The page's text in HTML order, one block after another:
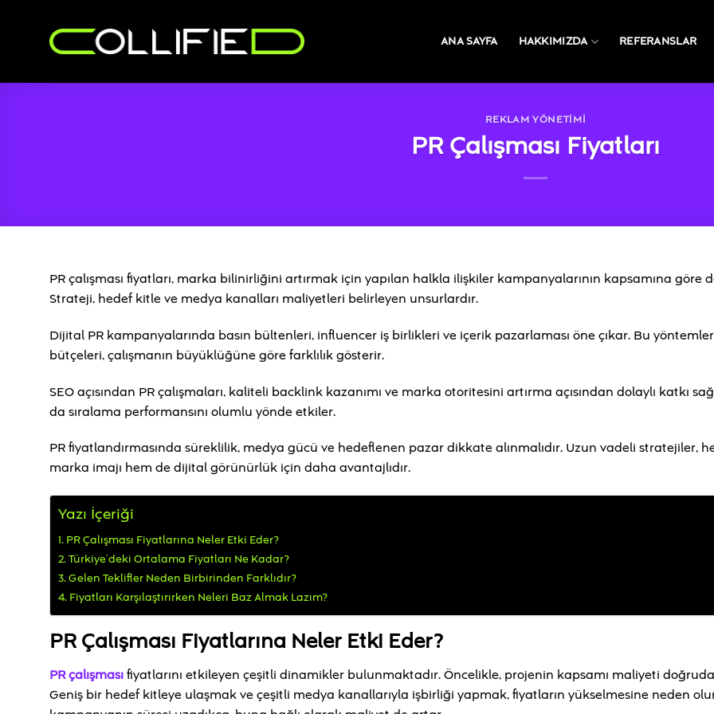
ANA SAYFA HAKKIMIZDA REFERANSLAR
REKLAM YÖNETIMI
PR Çalışması Fiyatları
PR çalışması fiyatları, marka bilinirliğini artırmak için yapılan halkla ilişkiler kampanyalarının kapsamına göre
Strateji, hedef kitle ve medya kanalları maliyetleri belirleyen unsurlardır.
Dijital PR kampanyalarında basın bültenleri, influencer iş birlikleri ve içerik pazarlaması öne çıkar. Bu
bütçeleri, çalışmanın büyüklüğüne göre farklılık gösterir.
SEO açısından PR çalışmaları, kaliteli backlink kazanımı ve marka otoritesini artırma açısından dolaylı katkı
da sıralama performansını olumlu yönde etkiler.
PR fiyatlandırmasında süreklilik, medya gücü ve hedeflenen pazar dikkate alınmalıdır. Uzun vadeli stratejiler,
marka imajı hem de dijital görünürlük için daha avantajlıdır.
Yazı İçeriği
PR Çalışması Fiyatlarına Neler Etki Eder?
Türkiye’deki Ortalama Fiyatları Ne Kadar?
Gelen Teklifler Neden Birbirinden Farklıdır?
Fiyatları Karşılaştırırken Neleri Baz Almak Lazım?
PR Çalışması Fiyatlarına Neler Etki Eder?
PR çalışmasıfiyatlarını etkileyen çeşitli dinamikler bulunmaktadır. Öncelikle, projenin kapsamı maliyeti
Geniş bir hedef kitleye ulaşmak ve çeşitli medya kanallarıyla işbirliği yapmak, fiyatların yükselmesine neden